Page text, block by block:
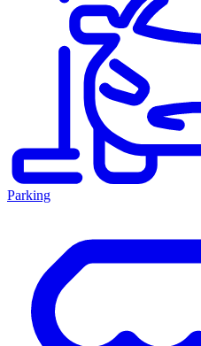
Parking